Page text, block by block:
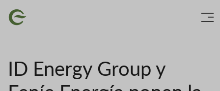
Imaxe
ID Energy Group y